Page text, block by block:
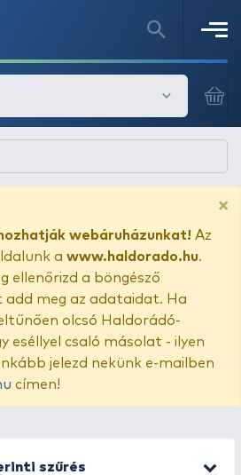
×
webáruházunkat! Az
a www.haldorado.hu.
ellenőrizd a böngésző
meg az adataidat. Ha
olcsó Haldorádó-
eséllyel csaló másolat - ilyen
jelezd nekünk e-mailben
címen!
szűrés